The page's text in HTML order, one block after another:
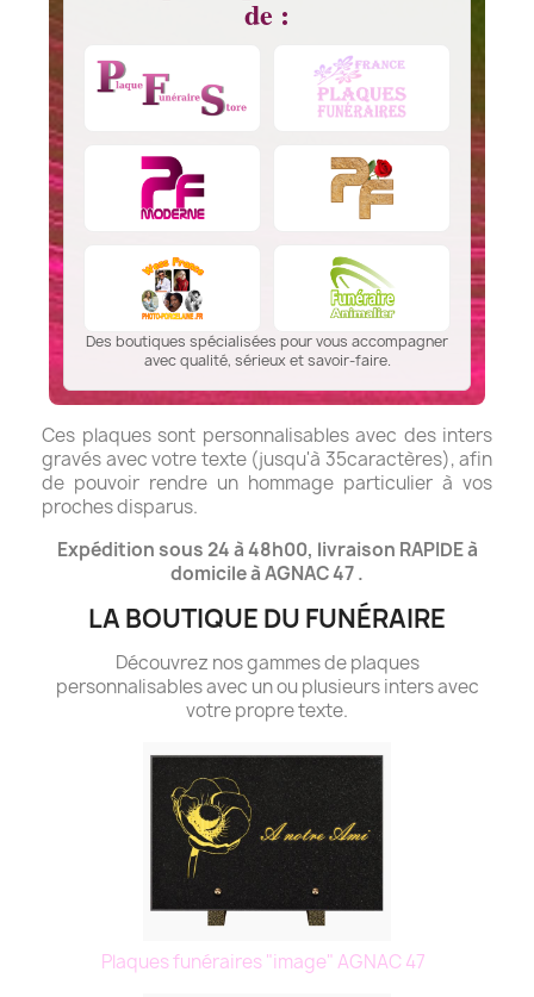
de :
Des boutiques spécialisées pour vous accompagner
avec qualité, sérieux et savoir-faire.
Ces plaques sont personnalisables avec des inters
gravés avec votre texte (jusqu'à 35caractères), afin
de pouvoir rendre un hommage particulier à vos
proches disparus.
Expédition sous 24 à 48h00, livraison RAPIDE à
domicile à AGNAC 47 .
LA BOUTIQUE DU FUNÉRAIRE
Découvrez nos gammes de plaques
personnalisables avec un ou plusieurs inters avec
votre propre texte.
Plaques funéraires "image" AGNAC 47